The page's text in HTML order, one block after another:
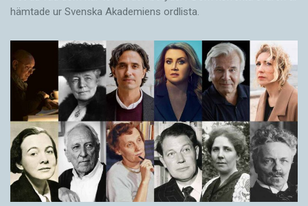
hämtade ur Svenska Akademiens ordlista.